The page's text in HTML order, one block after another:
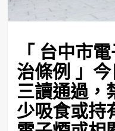
「 台中市
治條例 」
三讀通過，
少吸食或持